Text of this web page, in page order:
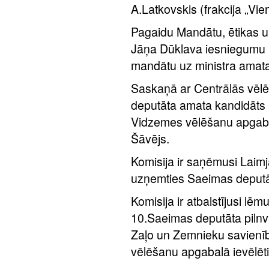
A.Latkovskis (frakcija
Pagaidu Mandātu, ētikas
Jāņa Dūklava
mandātu uz ministra
Saskaņā ar Centrālās
deputāta amata
Vidzemes vēlēšanu
Šāvējs.
Komisija ir saņēmusi
uzņemties Saeimas
Komisija ir atbalstījusi
10.Saeimas deputāta
Zaļo un Zemnieku
vēlēšanu apgabalā